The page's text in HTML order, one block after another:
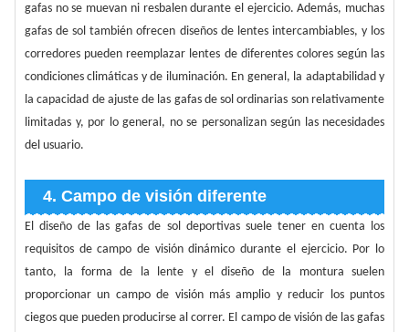
gafas no se muevan ni resbalen durante el ejercicio. Además, muchas
gafas de sol también ofrecen diseños de lentes intercambiables, y los
corredores pueden reemplazar lentes de diferentes colores según las
condiciones climáticas y de iluminación. En general, la adaptabilidad y
la capacidad de ajuste de las gafas de sol ordinarias son relativamente
limitadas y, por lo general, no se personalizan según las necesidades
del usuario.
4. Campo de visión diferente
El diseño de las gafas de sol deportivas suele tener en cuenta los
requisitos de campo de visión dinámico durante el ejercicio. Por lo
tanto, la forma de la lente y el diseño de la montura suelen
proporcionar un campo de visión más amplio y reducir los puntos
ciegos que pueden producirse al correr. El campo de visión de las gafas